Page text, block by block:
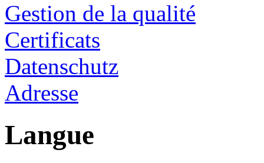
Gestion de la qualité
Certificats
Datenschutz
Adresse
Langue